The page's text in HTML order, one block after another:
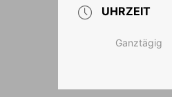
UHRZEIT
Ganztägig